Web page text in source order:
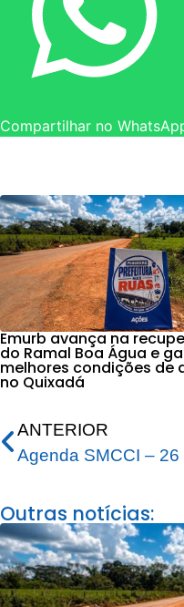
Compartilhar no
Emurb avança na
do Ramal Boa Água e
melhores condições de
no Quixadá
ANTERIOR
Agenda SMCCI –
Outras notícias: